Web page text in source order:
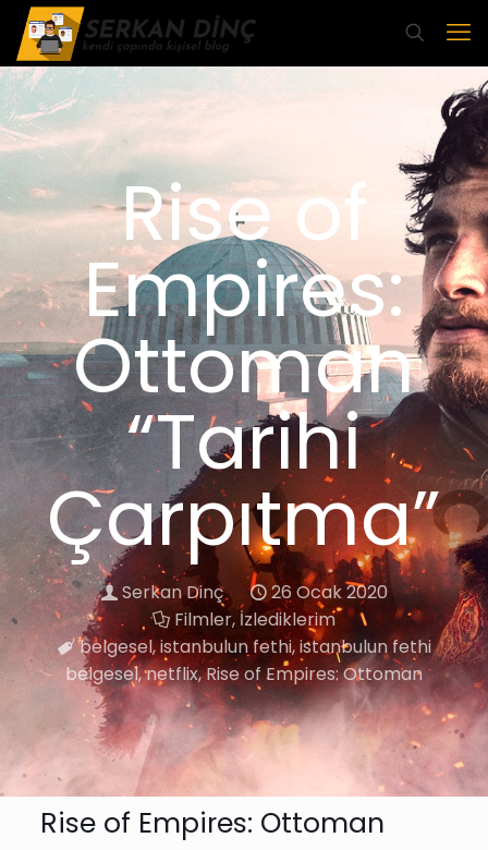
Rise of
Empires:
Ottoman
“Tarihi
Çarpıtma”
Serkan Dinç
26 Ocak 2020
Filmler, İzlediklerim
belgesel,istanbulun fethi,istanbulun fethi
belgesel,netflix,Rise of Empires: Ottoman
Rise of Empires: Ottoman